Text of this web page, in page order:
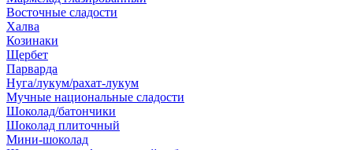
Восточные сладости
Халва
Козинаки
Щербет
Парварда
Нуга/лукум/рахат-лукум
Мучные национальные сладости
Шоколад/батончики
Шоколад плиточный
Мини-шоколад